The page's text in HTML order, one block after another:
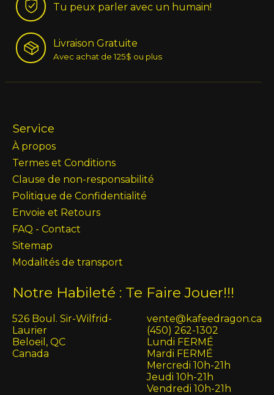
Tu peux parler avec un humain!
Livraison Gratuite
Avec achat de 125$ ou plus
Service
À propos
Termes et Conditions
Clause de non-responsabilité
Politique de Confidentialité
Envoie et Retours
FAQ - Contact
Sitemap
Modalités de transport
Notre Habileté : Te Faire Jouer!!!
526 Boul. Sir-Wilfrid-
Laurier
Beloeil, QC
Canada
vente@kafeedragon.ca
(450) 262-1302
Lundi FERMÉ
Mardi FERMÉ
Mercredi 10h-21h
Jeudi 10h-21h
Vendredi 10h-21h